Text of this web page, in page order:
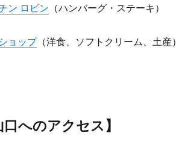
ン ロビン （ハンバーグ・ステーキ）
ョップ（洋食、ソフトクリーム、土産）
へのアクセス】